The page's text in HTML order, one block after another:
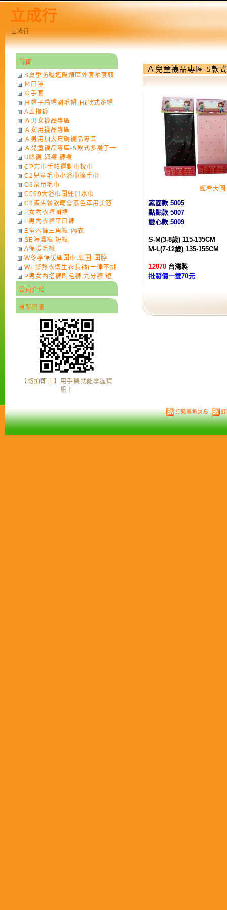
立成行
立成行
Ａ兒童襪品專區-5款
觀看大圖
素面款 5005
點點款 5007
愛心款 5009
S-M(3-8歲) 115-135CM
M-L(7-12歲) 135-155CM
12070 台灣製
批發價一雙70元
首頁
S夏季防曬遮陽類區外套袖套頭
巾
Ｍ口罩
Ｇ手套
Ｈ帽子扁帽刷毛帽-H(款式多帽
子一律不挑色)
A五指襪
Ａ男女襪品專區
Ａ女用襪品專區
Ａ男用加大尺碼襪品專區
Ａ兒童襪品專區-5款式多襪子一
律不挑款式花色)
B絲襪.網襪.褲襪
CP方巾手帕運動巾枕巾
C2兒童毛巾小浴巾擦手巾
C3家用毛巾
C569大浴巾圍兜口水巾
C8飯店餐飲廟會素色軍用美容
巾
E女內衣褲圍裙
E男內衣褲平口褲
E童內褲三角褲-內衣.
SE海灘褲.短褲
A保暖毛襪
W冬季保暖區圍巾.頸圈-圍脖
WE發熱衣衛生衣長袖(一律不挑
色)-7
P男女內搭褲刷毛褲.九分褲.短
褲
公司介紹
最新消息
【隨拍即上】用手機就能掌握資
訊！
訂閱最新消息 訂